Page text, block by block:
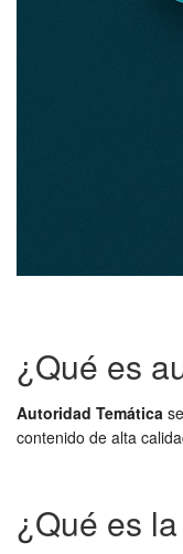
¿Qué es
Autoridad Temática
contenido de alta
¿Qué es